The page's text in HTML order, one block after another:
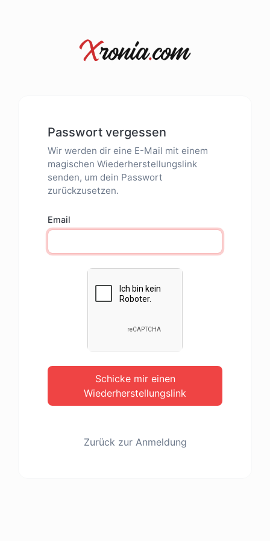
Passwort vergessen
Wir werden dir eine E-Mail mit einem
magischen Wiederherstellungslink
senden, um dein Passwort
zurückzusetzen.
Email
Schicke mir einen
Wiederherstellungslink
Zurück zur Anmeldung